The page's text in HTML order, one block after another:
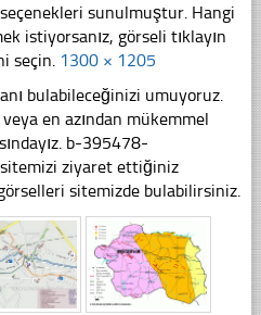
sunulmuştur. Hangi
istiyorsanız, görseli tıklayın
seçin. 1300 × 1205
bulabileceğinizi umuyoruz.
en azından mükemmel
b-395478-
ziyaret ettiğiniz
sitemizde bulabilirsiniz.